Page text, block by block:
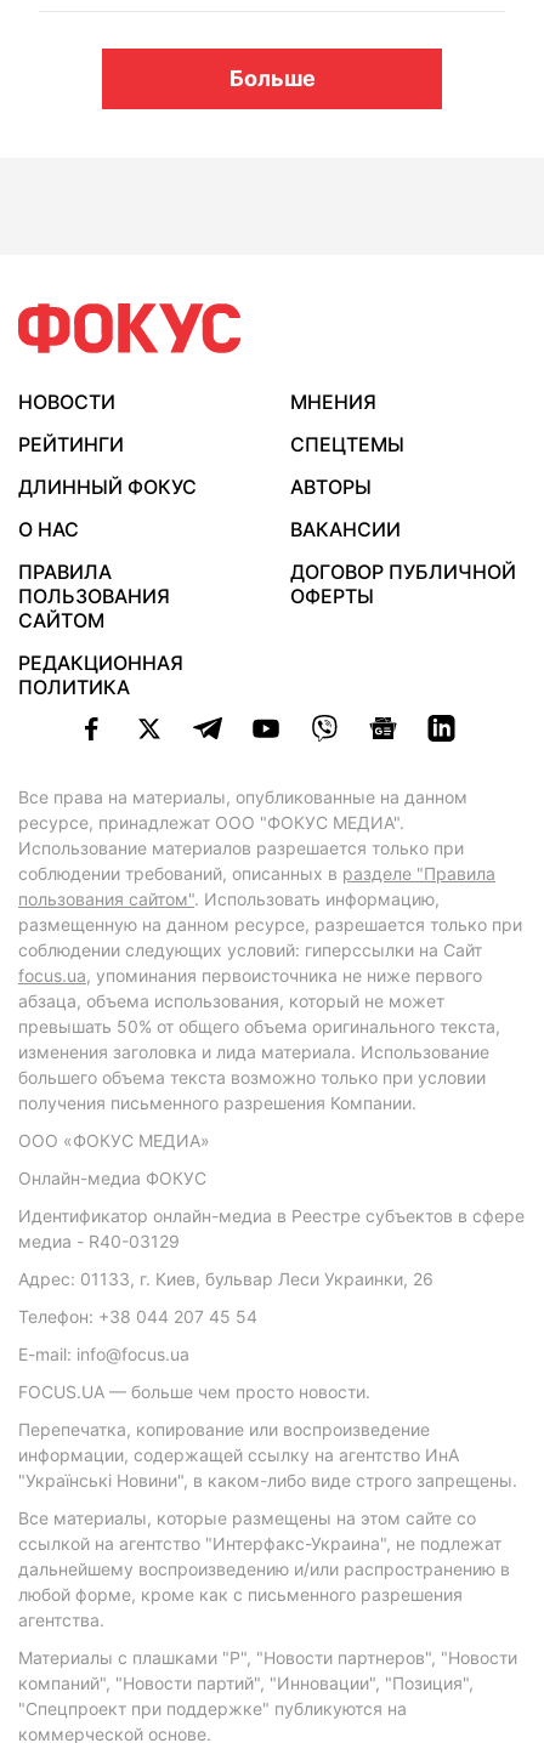
Больше
НОВОСТИ
МНЕНИЯ
РЕЙТИНГИ
СПЕЦТЕМЫ
ДЛИННЫЙ ФОКУС
АВТОРЫ
О НАС
ВАКАНСИИ
ПРАВИЛА
ПОЛЬЗОВАНИЯ
САЙТОМ
ДОГОВОР ПУБЛИЧНОЙ
ОФЕРТЫ
РЕДАКЦИОННАЯ
ПОЛИТИКА
Все права на материалы, опубликованные на данном
ресурсе, принадлежат ООО "ФОКУС МЕДИА".
Использование материалов разрешается только при
соблюдении требований, описанных в разделе "Правила
пользования сайтом". Использовать информацию,
размещенную на данном ресурсе, разрешается только при
соблюдении следующих условий: гиперссылки на Сайт
focus.ua, упоминания первоисточника не ниже первого
абзаца, объема использования, который не может
превышать 50% от общего объема оригинального текста,
изменения заголовка и лида материала. Использование
большего объема текста возможно только при условии
получения письменного разрешения Компании.
ООО «ФОКУС МЕДИА»
Онлайн-медиа ФОКУС
Идентификатор онлайн-медиа в Реестре субъектов в сфере
медиа - R40-03129
Адрес: 01133, г. Киев, бульвар Леси Украинки, 26
Телефон: +38 044 207 45 54
E-mail: info@focus.ua
FOCUS.UA — больше чем просто новости.
Перепечатка, копирование или воспроизведение
информации, содержащей ссылку на агентство ИнА
"Українські Новини", в каком-либо виде строго запрещены.
Все материалы, которые размещены на этом сайте со
ссылкой на агентство "Интерфакс-Украина", не подлежат
дальнейшему воспроизведению и/или распространению в
любой форме, кроме как с письменного разрешения
агентства.
Материалы с плашками "Р", "Новости партнеров", "Новости
компаний", "Новости партий", "Инновации", "Позиция",
"Спецпроект при поддержке" публикуются на
коммерческой основе.